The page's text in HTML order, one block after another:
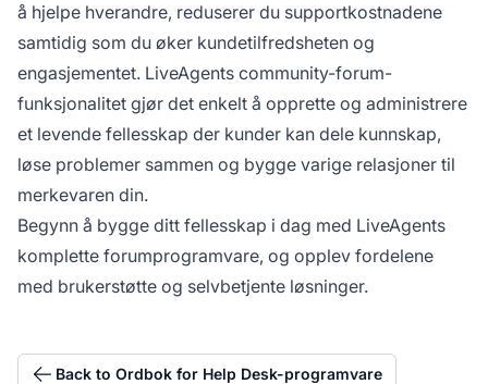
å hjelpe hverandre, reduserer du supportkostnadene
samtidig som du øker kundetilfredsheten og
engasjementet. LiveAgents community-forum-
funksjonalitet gjør det enkelt å opprette og administrere
et levende fellesskap der kunder kan dele kunnskap,
løse problemer sammen og bygge varige relasjoner til
merkevaren din.
Begynn å bygge ditt fellesskap i dag med LiveAgents
komplette forumprogramvare, og opplev fordelene
med brukerstøtte og selvbetjente løsninger.
Back to Ordbok for Help Desk-programvare